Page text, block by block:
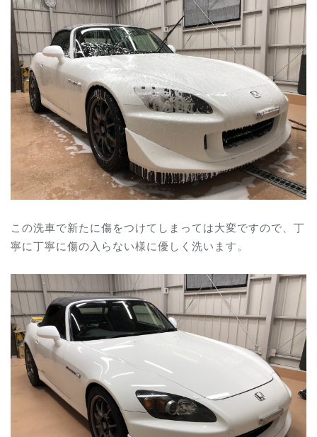
この洗車で新たに傷をつけてしまっては大変ですので、丁
寧に丁寧に傷の入らない様に優しく洗います。